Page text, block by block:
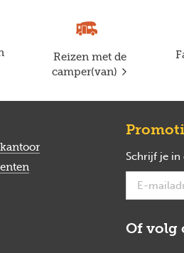
Reizen met de
camper(van)
Schrijf je
Of volg